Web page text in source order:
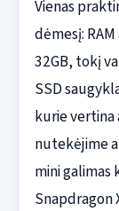
Vienas
dėmesį:
32GB, tokį
SSD
kurie vertina
nutekėjime
mini galimas
Snapdragon